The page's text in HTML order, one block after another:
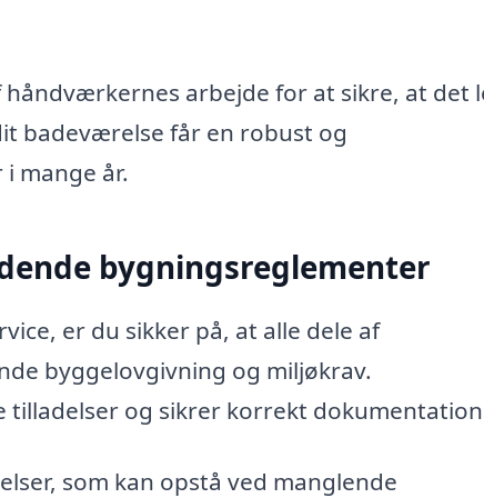
arbejde for at sikre, at det
badeværelse får en robust og
mange år.
bygningsreglementer
er du sikker på, at alle dele af
byggelovgivning og miljøkrav.
og sikrer korrekt
som kan opstå ved manglende